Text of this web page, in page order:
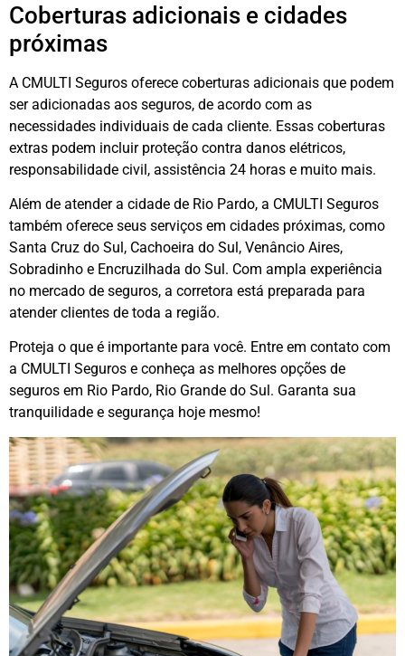
Coberturas adicionais e cidades
próximas
A CMULTI Seguros oferece coberturas adicionais que podem
ser adicionadas aos seguros, de acordo com as
necessidades individuais de cada cliente. Essas coberturas
extras podem incluir proteção contra danos elétricos,
responsabilidade civil, assistência 24 horas e muito mais.
Além de atender a cidade de Rio Pardo, a CMULTI Seguros
também oferece seus serviços em cidades próximas, como
Santa Cruz do Sul, Cachoeira do Sul, Venâncio Aires,
Sobradinho e Encruzilhada do Sul. Com ampla experiência
no mercado de seguros, a corretora está preparada para
atender clientes de toda a região.
Proteja o que é importante para você. Entre em contato com
a CMULTI Seguros e conheça as melhores opções de
seguros em Rio Pardo, Rio Grande do Sul. Garanta sua
tranquilidade e segurança hoje mesmo!